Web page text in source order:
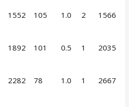
1552 105 1.0 2 1566
1892 101 0.5 1 2035
2282 78 1.0 1 2667